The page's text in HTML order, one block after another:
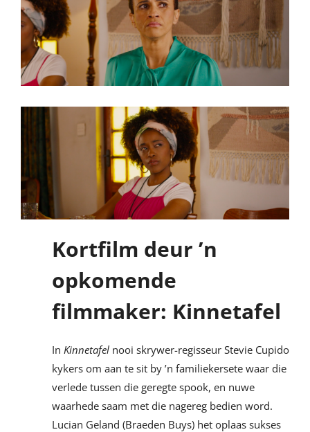
Kortfilm deur ’n
opkomende
filmmaker: Kinnetafel
In Kinnetafelnooi skrywer-regisseur Stevie Cupido
kykers om aan te sit by ’n familiekersete waar die
verlede tussen die geregte spook, en nuwe
waarhede saam met die nagereg bedien word.
Lucian Geland (Braeden Buys) het oplaas sukses